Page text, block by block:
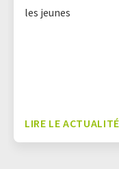
les jeunes
LIRE LE ACTUALITÉ